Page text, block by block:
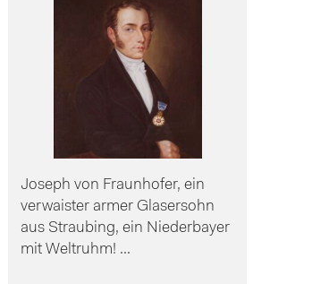
Joseph von Fraunhofer, ein
verwaister armer Glasersohn
aus Straubing, ein Niederbayer
mit Weltruhm! ...